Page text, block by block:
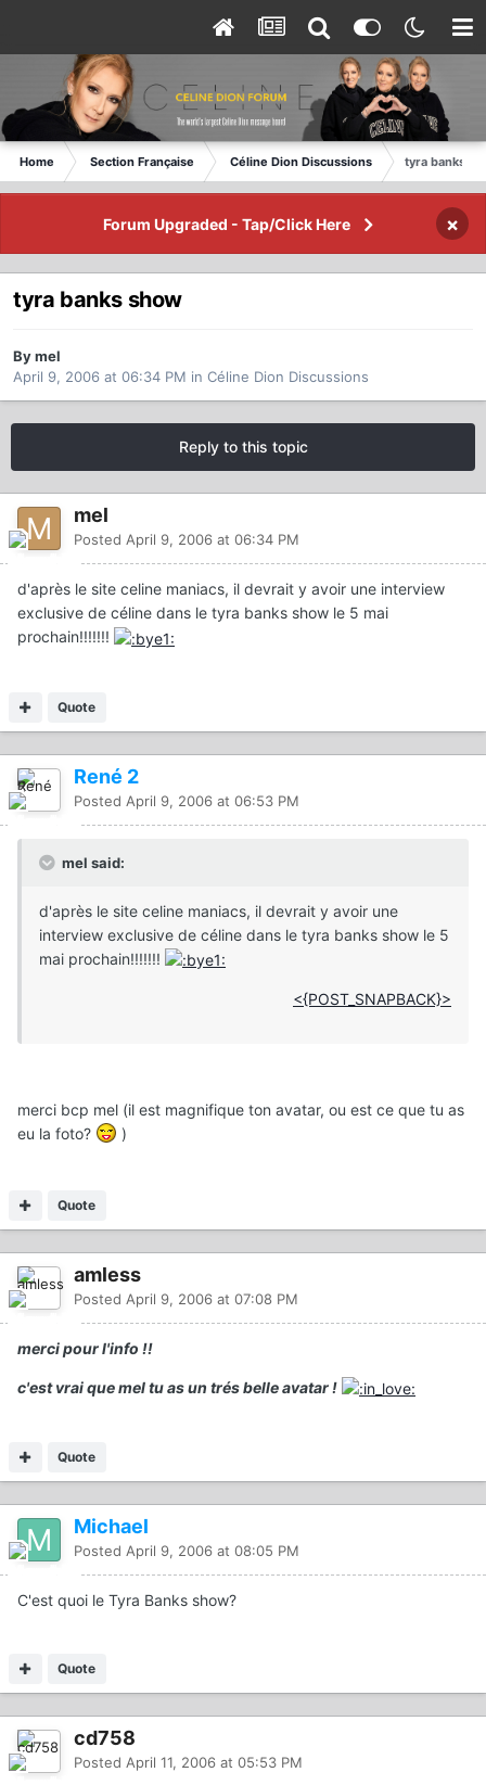
Home Section Française Céline Dion Discussions tyra banks
Forum Upgraded - Tap/Click Here ×
tyra banks show
By mel
April 9, 2006 at 06:34 PM in Céline Dion Discussions
Reply to this topic
mel
Posted April 9, 2006 at 06:34 PM
d'après le site celine maniacs, il devrait y avoir une interview
exclusive de céline dans le tyra banks show le 5 mai
prochain!!!!!!!
Quote
René 2
Posted April 9, 2006 at 06:53 PM
mel said:
d'après le site celine maniacs, il devrait y avoir une
interview exclusive de céline dans le tyra banks show le 5
mai prochain!!!!!!!
<{POST_SNAPBACK}>
merci bcp mel (il est magnifique ton avatar, ou est ce que tu as
eu la foto?
)
Quote
amless
Posted April 9, 2006 at 07:08 PM
merci pour l'info !!
c'est vrai que mel tu as un trés belle avatar !
Quote
Michael
Posted April 9, 2006 at 08:05 PM
C'est quoi le Tyra Banks show?
Quote
cd758
Posted April 11, 2006 at 05:53 PM